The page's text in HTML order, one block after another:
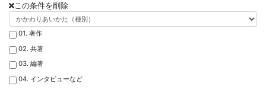
この条件を削除
01. 著作
02. 共著
03. 編著
04. インタビューなど